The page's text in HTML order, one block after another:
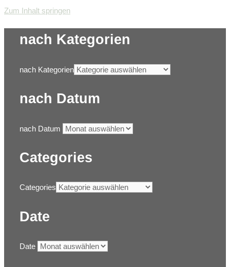
Zum Inhalt springen
nach Kategorien
nach Kategorien
nach Datum
nach Datum
Categories
Categories
Date
Date